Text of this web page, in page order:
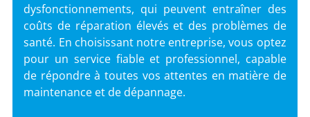
dysfonctionnements, qui peuvent entraîner des
coûts de réparation élevés et des problèmes de
santé. En choisissant notre entreprise, vous optez
pour un service fiable et professionnel, capable
de répondre à toutes vos attentes en matière de
maintenance et de dépannage.